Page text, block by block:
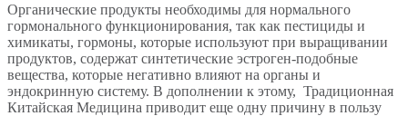
Органические продукты необходимы для нормального
гормонального функционирования, так как пестициды и
химикаты, гормоны, которые используют при выращивании
продуктов, содержат синтетические эстроген-подобные
вещества, которые негативно влияют на органы и
эндокринную систему. В дополнении к этому, Традиционная
Китайская Медицина приводит еще одну причину в пользу